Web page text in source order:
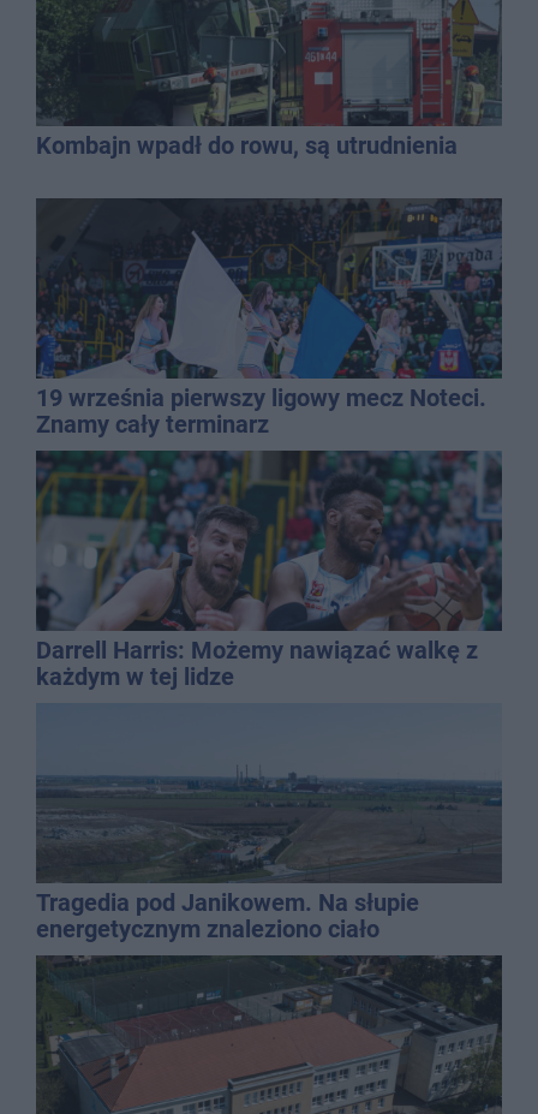
Kombajn wpadł do rowu, są utrudnienia
19 września pierwszy ligowy mecz Noteci.
Znamy cały terminarz
Darrell Harris: Możemy nawiązać walkę z
każdym w tej lidze
Tragedia pod Janikowem. Na słupie
energetycznym znaleziono ciało
mężczyzny